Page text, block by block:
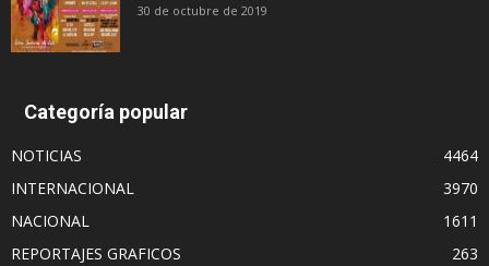
30 de octubre de 2019
Categoría popular
NOTICIAS
4464
INTERNACIONAL
3970
NACIONAL
1611
REPORTAJES GRAFICOS
263